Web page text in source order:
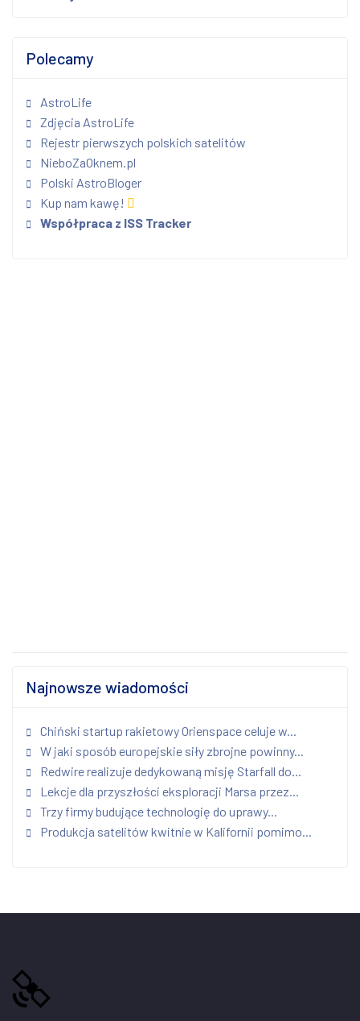
Polecamy
AstroLife
Zdjęcia AstroLife
Rejestr pierwszych polskich satelitów
NieboZaOknem.pl
Polski AstroBloger
Kup nam kawę!
Współpraca z ISS Tracker
Najnowsze wiadomości
Chiński startup rakietowy Orienspace celuje w...
W jaki sposób europejskie siły zbrojne powinny...
Redwire realizuje dedykowaną misję Starfall do...
Lekcje dla przyszłości eksploracji Marsa przez...
Trzy firmy budujące technologię do uprawy...
Produkcja satelitów kwitnie w Kalifornii pomimo...